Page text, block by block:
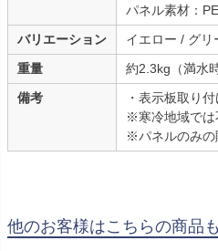
パネル素材：
バリエーション
イエロー / グリ
重量
約2.3kg（満水
備考
・表示板取り
※寒冷地域では
※パネルのみの
他のお客様はこちらの商品